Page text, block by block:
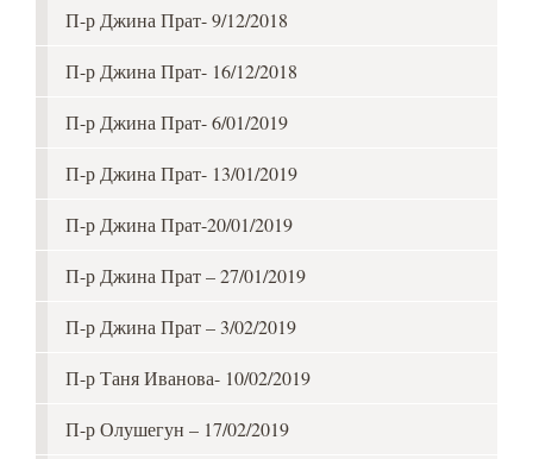
П-р Джина Прат- 9/12/2018
П-р Джина Прат- 16/12/2018
П-р Джина Прат- 6/01/2019
П-р Джина Прат- 13/01/2019
П-р Джина Прат-20/01/2019
П-р Джина Прат – 27/01/2019
П-р Джина Прат – 3/02/2019
П-р Таня Иванова- 10/02/2019
П-р Олушегун – 17/02/2019